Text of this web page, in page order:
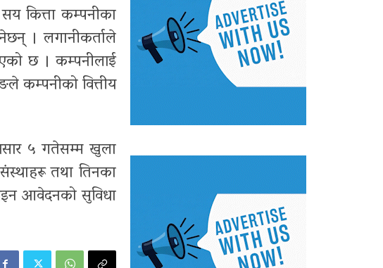
कित्ता कम्पनीका
। लगानीकर्ताले
छ । कम्पनीलाई
कम्पनीको वित्तीय
५ गतेसम्म खुला
तथा तिनका
आवेदनको सुविधा